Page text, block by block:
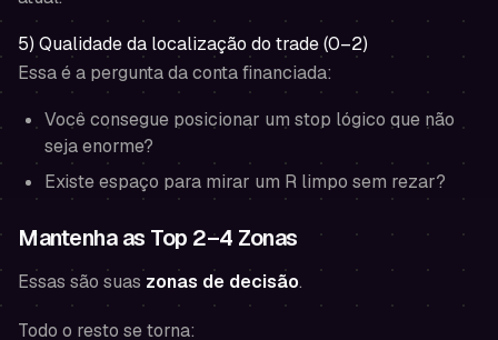
5) Qualidade da localização do trade (0–2)
Essa é a pergunta da conta financiada:
Você consegue posicionar um stop lógico que não
seja enorme?
Existe espaço para mirar um R limpo sem rezar?
Mantenha as Top 2–4 Zonas
Essas são suas zonas de decisão.
Todo o resto se torna: